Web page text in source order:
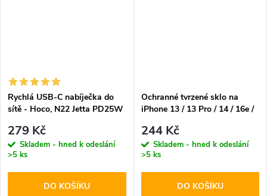
Rychlá USB-C nabíječka do
sítě - Hoco, N22 Jetta PD25W
279 Kč
Skladem - hned k odeslání
>5 ks
DO KOŠÍKU
Ochranné tvrzené sklo na
iPhone 13 / 13 Pro / 14 / 16e /
244 Kč
Skladem - hned k odeslání
>5 ks
DO KOŠÍKU